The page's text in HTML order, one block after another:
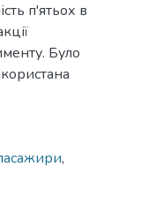
п'ятьох в
Було
,